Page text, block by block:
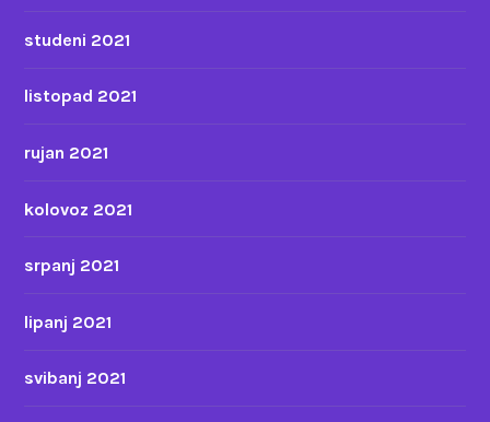
studeni 2021
listopad 2021
rujan 2021
kolovoz 2021
srpanj 2021
lipanj 2021
svibanj 2021